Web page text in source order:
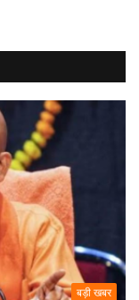
बड़ी खबर